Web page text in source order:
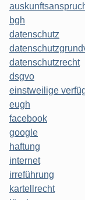
bgh
datenschutz
datenschutzrecht
dsgvo
einstweilige
eugh
facebook
google
haftung
internet
irreführung
kartellrecht